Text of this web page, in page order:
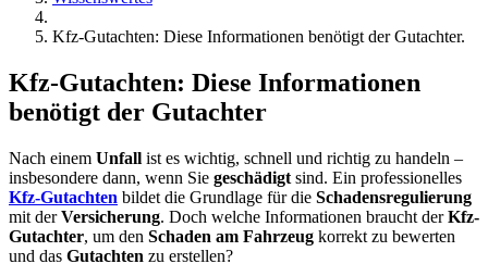
Kfz-Gutachten: Diese Informationen benötigt der Gutachter.
Kfz-Gutachten: Diese Informationen
benötigt der Gutachter
Nach einem Unfall ist es wichtig, schnell und richtig zu handeln –
insbesondere dann, wenn Sie geschädigt sind. Ein professionelles
Kfz-Gutachten bildet die Grundlage für die Schadensregulierung
mit derVersicherung. Doch welche Informationen braucht derKfz-
Gutachter, um den Schaden am Fahrzeug korrekt zu bewerten
und das Gutachten zu erstellen?